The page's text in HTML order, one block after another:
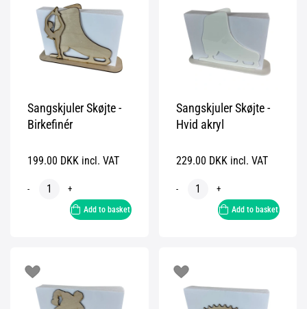
Sangskjuler Skøjte -
Birkefinér
199.00 DKK incl. VAT
- +
Add to basket
Sangskjuler Skøjte -
Hvid akryl
229.00 DKK incl. VAT
- +
Add to basket